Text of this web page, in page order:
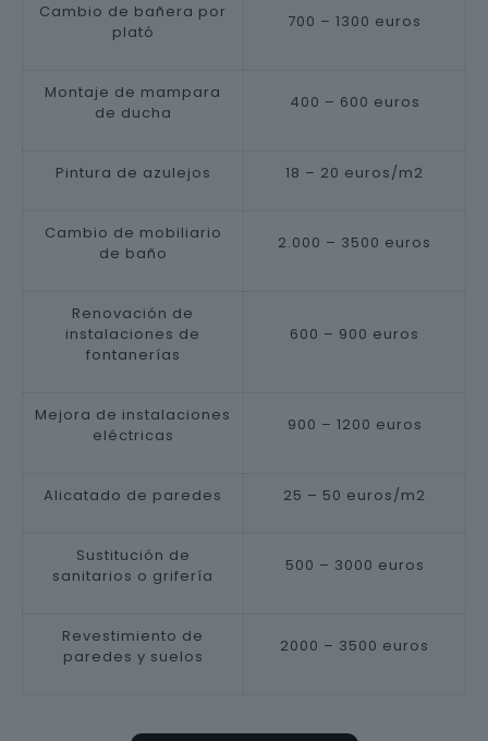
Cambio de bañera por
plató
700 – 1300 euros
Montaje de mampara
de ducha
400 – 600 euros
Pintura de azulejos 18 – 20 euros/m2
Cambio de mobiliario
de baño
2.000 – 3500 euros
Renovación de
instalaciones de
fontanerías
600 – 900 euros
Mejora de instalaciones
eléctricas
900 – 1200 euros
Alicatado de paredes 25 – 50 euros/m2
Sustitución de
sanitarios o grifería
500 – 3000 euros
Revestimiento de
paredes y suelos
2000 – 3500 euros